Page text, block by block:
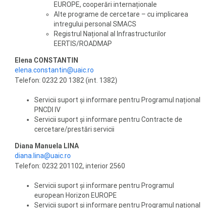
EUROPE, cooperări internaționale
Alte programe de cercetare – cu implicarea
intregului personal SMACS
Registrul Național al Infrastructurilor
EERTIS/ROADMAP
Elena CONSTANTIN
elena.constantin@uaic.ro
Telefon: 0232 20 1382 (int. 1382)
Servicii suport și informare pentru Programul național
PNCDI IV
Servicii suport și informare pentru Contracte de
cercetare/prestări servicii
Diana Manuela LINA
diana.lina@uaic.ro
Telefon: 0232 201102, interior 2560
Servicii suport și informare pentru Programul
european Horizon EUROPE
Servicii suport și informare pentru Programul național